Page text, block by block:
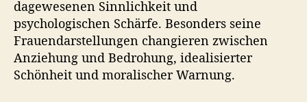
dagewesenen Sinnlichkeit und
psychologischen Schärfe. Besonders seine
Frauendarstellungen changieren zwischen
Anziehung und Bedrohung, idealisierter
Schönheit und moralischer Warnung.